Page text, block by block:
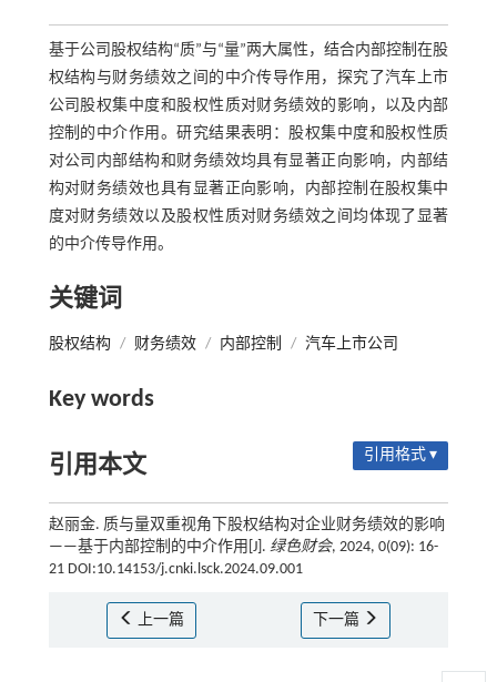
基于公司股权结构“质”与“量”两大属性，结合内部控制在股
权结构与财务绩效之间的中介传导作用，探究了汽车上市
公司股权集中度和股权性质对财务绩效的影响，以及内部
控制的中介作用。研究结果表明：股权集中度和股权性质
对公司内部结构和财务绩效均具有显著正向影响，内部结
构对财务绩效也具有显著正向影响，内部控制在股权集中
度对财务绩效以及股权性质对财务绩效之间均体现了显著
的中介传导作用。
关键词
股权结构 / 财务绩效 / 内部控制 / 汽车上市公司
Key words
引用本文 引用格式 ▾
赵丽金. 质与量双重视角下股权结构对企业财务绩效的影响
——基于内部控制的中介作用[J]. 绿色财会, 2024, 0(09): 16-
21 DOI:10.14153/j.cnki.lsck.2024.09.001
上一篇 下一篇